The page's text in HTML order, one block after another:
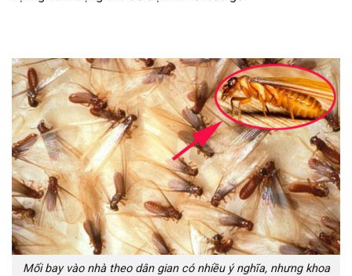
Mối bay vào nhà theo dân gian có nhiều ý nghĩa, nhưng khoa